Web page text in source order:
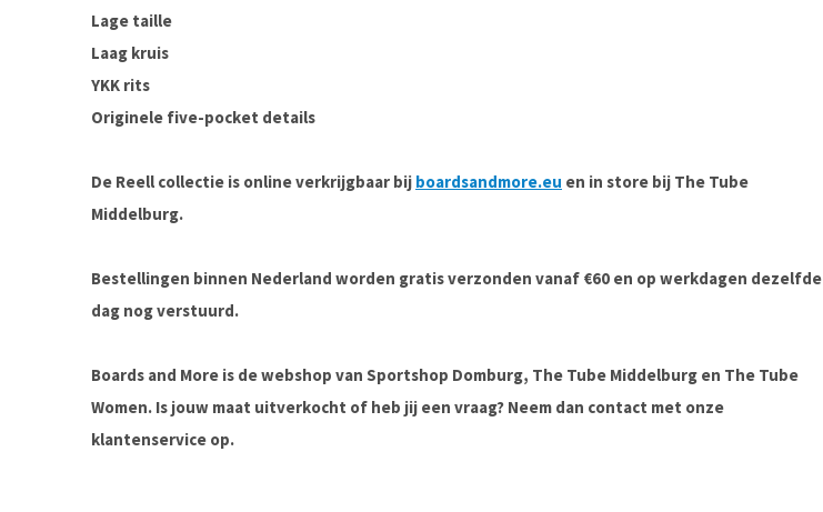
Lage taille
Laag kruis
YKK rits
Originele five-pocket details
De Reell collectie is online verkrijgbaar bij boardsandmore.eu en in store bij The Tube
Middelburg.
Bestellingen binnen Nederland worden gratis verzonden vanaf €60 en op werkdagen dezelfde
dag nog verstuurd.
Boards and More is de webshop van Sportshop Domburg, The Tube Middelburg en The Tube
Women. Is jouw maat uitverkocht of heb jij een vraag? Neem dan contact met onze
klantenservice op.